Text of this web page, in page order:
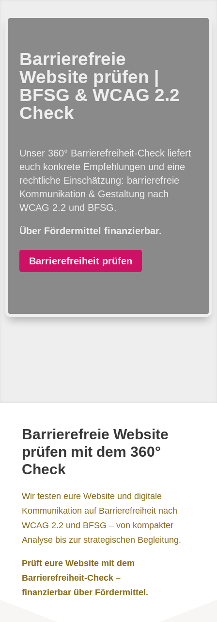
Inhalt
Navigation
Barrierefreie
Website prüfen |
BFSG & WCAG 2.2
Check
Unser 360° Barrierefreiheit-Check liefert
euch konkrete Empfehlungen und eine
rechtliche Einschätzung: barrierefreie
Kommunikation & Gestaltung nach
WCAG 2.2 und BFSG.
Über Fördermittel finanzierbar.
Barrierefreiheit prüfen
Barrierefreie Website
prüfen mit dem 360°
Check
Wir testen eure Website und digitale
Kommunikation auf Barrierefreiheit nach
WCAG 2.2 und BFSG – von kompakter
Analyse bis zur strategischen Begleitung.
Prüft eure Website mit dem
Barrierefreiheit-Check –
finanzierbar über Fördermittel.